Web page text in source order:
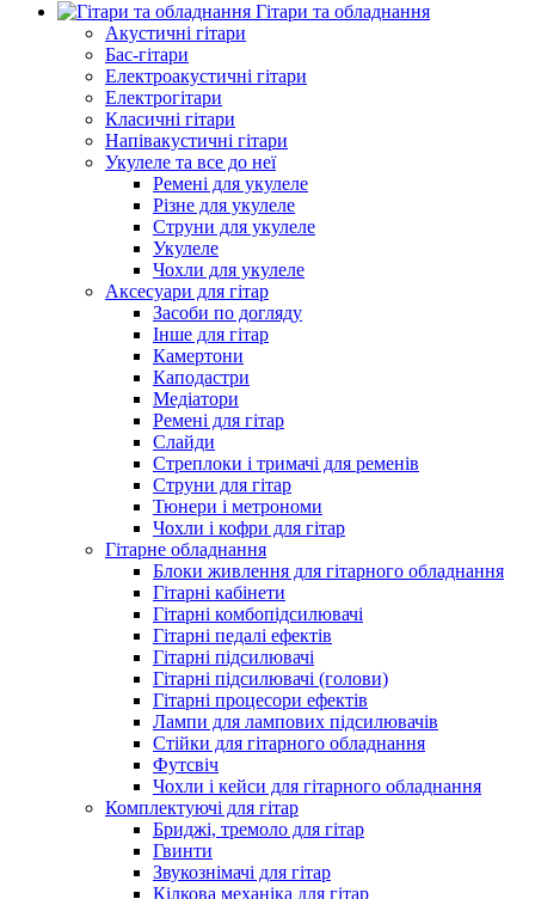
Гітари та обладнання
Акустичні гітари
Бас-гітари
Електроакустичні гітари
Електрогітари
Класичні гітари
Напівакустичні гітари
Укулеле та все до неї
Ремені для укулеле
Різне для укулеле
Струни для укулеле
Укулеле
Чохли для укулеле
Аксесуари для гітар
Засоби по догляду
Інше для гітар
Камертони
Каподастри
Медіатори
Ремені для гітар
Слайди
Стреплоки і тримачі для ременів
Струни для гітар
Тюнери і метрономи
Чохли і кофри для гітар
Гітарне обладнання
Блоки живлення для гітарного обладнання
Гітарні кабінети
Гітарні комбопідсилювачі
Гітарні педалі ефектів
Гітарні підсилювачі
Гітарні підсилювачі (голови)
Гітарні процесори ефектів
Лампи для лампових підсилювачів
Стійки для гітарного обладнання
Футсвіч
Чохли і кейси для гітарного обладнання
Комплектуючі для гітар
Бриджі, тремоло для гітар
Гвинти
Звукознімачі для гітар
Кілкова механіка для гітар